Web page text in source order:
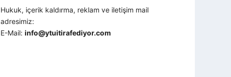
Hukuk, içerik kaldırma, reklam ve iletişim mail
adresimiz:
E-Mail:info@ytuitirafediyor.com